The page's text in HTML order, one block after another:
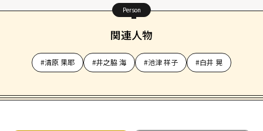
Person
関連人物
#清原 果耶 #井之脇 海 #池津 祥子 #白井 晃